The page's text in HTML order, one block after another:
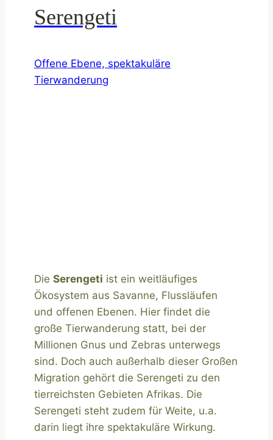
Serengeti
Offene Ebene, spektakuläre
Tierwanderung
Die Serengeti ist ein weitläufiges
Ökosystem aus Savanne, Flussläufen
und offenen Ebenen. Hier findet die
große Tierwanderung statt, bei der
Millionen Gnus und Zebras unterwegs
sind. Doch auch außerhalb dieser Großen
Migration gehört die Serengeti zu den
tierreichsten Gebieten Afrikas. Die
Serengeti steht zudem für Weite, u.a.
darin liegt ihre spektakuläre Wirkung.